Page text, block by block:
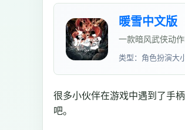
暖雪中文版
一款暗风武侠动
类型：角色扮演大
很多小伙伴在游戏中遇到了手
吧。